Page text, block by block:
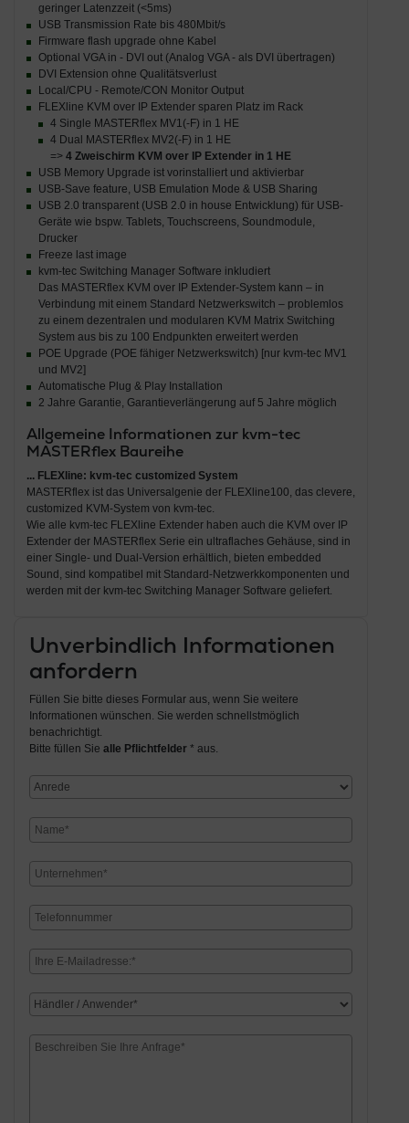
geringer Latenzzeit (<5ms)
USB Transmission Rate bis 480Mbit/s
Firmware flash upgrade ohne Kabel
Optional VGA in - DVI out (Analog VGA - als DVI übertragen)
DVI Extension ohne Qualitätsverlust
Local/CPU - Remote/CON Monitor Output
FLEXline KVM over IP Extender sparen Platz im Rack
4 Single MASTERflex MV1(-F) in 1 HE
4 Dual MASTERflex MV2(-F) in 1 HE
=> 4 Zweischirm KVM over IP Extender in 1 HE
USB Memory Upgrade ist vorinstalliert und aktivierbar
USB-Save feature, USB Emulation Mode & USB Sharing
USB 2.0 transparent (USB 2.0 in house Entwicklung) für USB-
Geräte wie bspw. Tablets, Touchscreens, Soundmodule,
Drucker
Freeze last image
kvm-tec Switching Manager Software inkludiert
Das MASTERflex KVM over IP Extender-System kann – in
Verbindung mit einem Standard Netzwerkswitch – problemlos
zu einem dezentralen und modularen KVM Matrix Switching
System aus bis zu 100 Endpunkten erweitert werden
POE Upgrade (POE fähiger Netzwerkswitch) [nur kvm-tec MV1
und MV2]
Automatische Plug & Play Installation
2 Jahre Garantie, Garantieverlängerung auf 5 Jahre möglich
Allgemeine Informationen zur kvm-tec
MASTERflex Baureihe
... FLEXline: kvm-tec customized System
MASTERflex ist das Universalgenie der FLEXline100, das clevere,
customized KVM-System von kvm-tec.
Wie alle kvm-tec FLEXline Extender haben auch die KVM over IP
Extender der MASTERflex Serie ein ultraflaches Gehäuse, sind in
einer Single- und Dual-Version erhältlich, bieten embedded
Sound, sind kompatibel mit Standard-Netzwerkkomponenten und
werden mit der kvm-tec Switching Manager Software geliefert.
Unverbindlich Informationen
anfordern
Füllen Sie bitte dieses Formular aus, wenn Sie weitere
Informationen wünschen. Sie werden schnellstmöglich
benachrichtigt.
Bitte füllen Sie alle Pflichtfelder * aus.